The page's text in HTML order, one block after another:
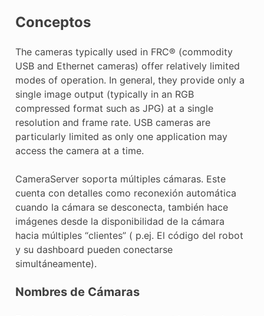
Conceptos
The cameras typically used in FRC® (commodity
USB and Ethernet cameras) offer relatively limited
modes of operation. In general, they provide only a
single image output (typically in an RGB
compressed format such as JPG) at a single
resolution and frame rate. USB cameras are
particularly limited as only one application may
access the camera at a time.
CameraServer soporta múltiples cámaras. Este
cuenta con detalles como reconexión automática
cuando la cámara se desconecta, también hace
imágenes desde la disponibilidad de la cámara
hacia múltiples “clientes” ( p.ej. El código del robot
y su dashboard pueden conectarse
simultáneamente).
Nombres de Cámaras